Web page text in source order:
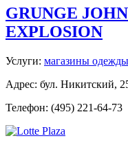
GRUNGE
EXPLOSION
Услуги: магазины одежды
Адрес: бул. Никитский,
Телефон: (495) 221-64-73